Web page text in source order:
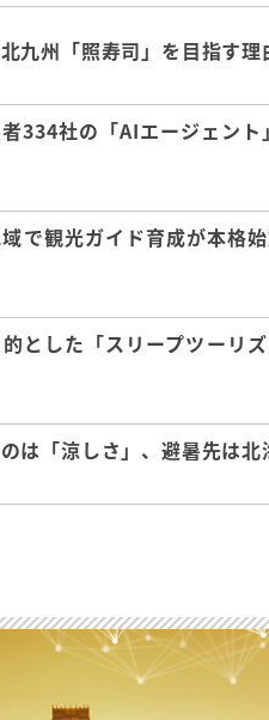
九州「照寿司」を目指す
者334社の「AIエージェン
で観光ガイド育成が本
とした「スリープツーリ
は「涼しさ」、避暑先は